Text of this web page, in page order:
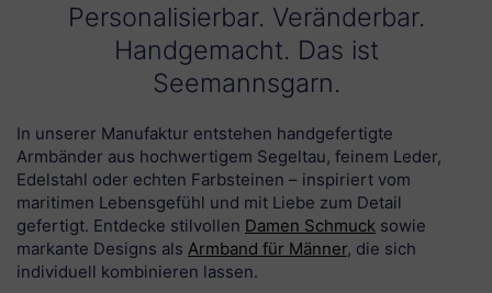
Personalisierbar. Veränderbar.
Handgemacht. Das ist
Seemannsgarn.
In unserer Manufaktur entstehen handgefertigte
Armbänder aus hochwertigem Segeltau, feinem Leder,
Edelstahl oder echten Farbsteinen – inspiriert vom
maritimen Lebensgefühl und mit Liebe zum Detail
gefertigt. Entdecke stilvollen Damen Schmuck sowie
markante Designs als Armband für Männer, die sich
individuell kombinieren lassen.